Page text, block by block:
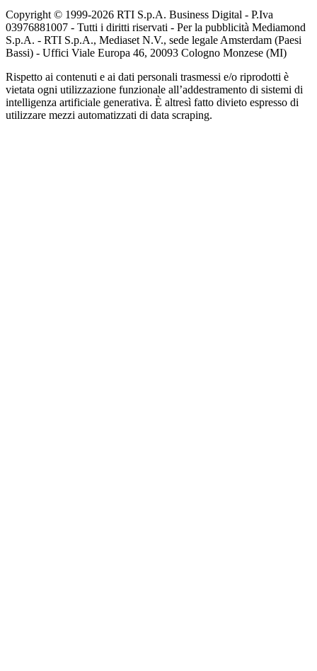
Copyright © 1999-2026 RTI S.p.A. Business Digital - P.Iva
03976881007 - Tutti i diritti riservati - Per la pubblicità Mediamond
S.p.A. - RTI S.p.A., Mediaset N.V., sede legale Amsterdam (Paesi
Bassi) - Uffici Viale Europa 46, 20093 Cologno Monzese (MI)
Rispetto ai contenuti e ai dati personali trasmessi e/o riprodotti è
vietata ogni utilizzazione funzionale all’addestramento di sistemi di
intelligenza artificiale generativa. È altresì fatto divieto espresso di
utilizzare mezzi automatizzati di data scraping.